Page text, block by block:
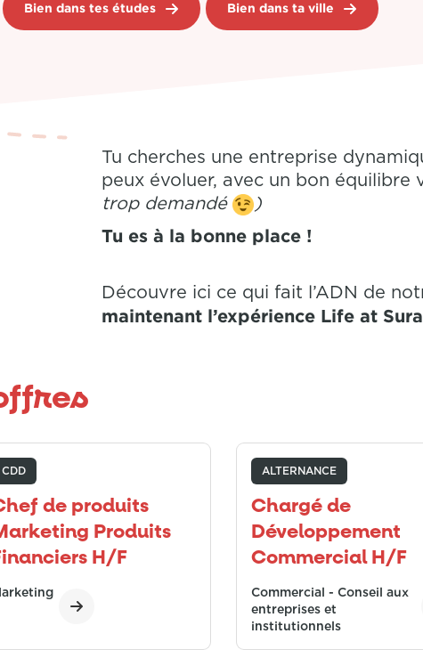
Bien dans tes études Bien dans ta ville
Tu cherches une entreprise
peux évoluer, avec un bon équilibre
trop demandé
)
Tu es à la bonne place !
Découvre ici ce qui fait l’ADN de
maintenant l’expérience Life at
CDD
de produits
Produits
H/F
ALTERNANCE
Chargé de
Développement
Commercial H/F
Commercial - Conseil aux
entreprises et
institutionnels